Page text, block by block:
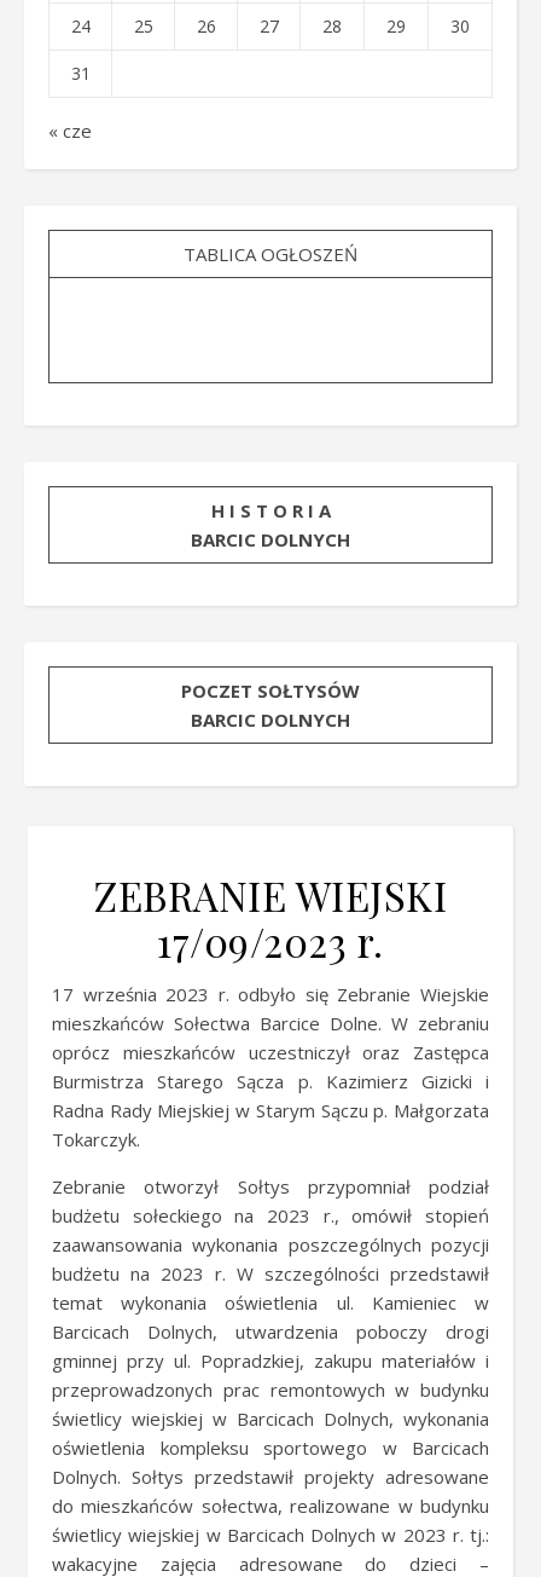
24 25 26 27 28 29 30
31
« cze
TABLICA OGŁOSZEŃ
H I S T O R I A
BARCIC DOLNYCH
POCZET SOŁTYSÓW
BARCIC DOLNYCH
ZEBRANIE WIEJSKI
17/09/2023 r.
17 września 2023 r. odbyło się Zebranie Wiejskie
mieszkańców Sołectwa Barcice Dolne. W zebraniu
oprócz mieszkańców uczestniczył oraz Zastępca
Burmistrza Starego Sącza p. Kazimierz Gizicki i
Radna Rady Miejskiej w Starym Sączu p. Małgorzata
Tokarczyk.
Zebranie otworzył Sołtys przypomniał podział
budżetu sołeckiego na 2023 r., omówił stopień
zaawansowania wykonania poszczególnych pozycji
budżetu na 2023 r. W szczególności przedstawił
temat wykonania oświetlenia ul. Kamieniec w
Barcicach Dolnych, utwardzenia poboczy drogi
gminnej przy ul. Popradzkiej, zakupu materiałów i
przeprowadzonych prac remontowych w budynku
świetlicy wiejskiej w Barcicach Dolnych, wykonania
oświetlenia kompleksu sportowego w Barcicach
Dolnych. Sołtys przedstawił projekty adresowane
do mieszkańców sołectwa, realizowane w budynku
świetlicy wiejskiej w Barcicach Dolnych w 2023 r. tj.:
wakacyjne zajęcia adresowane do dzieci –